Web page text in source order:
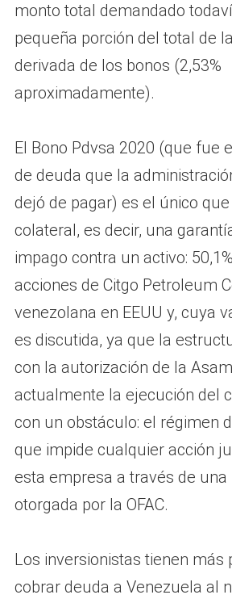
monto total demandado
pequeña porción del total de
derivada de los bonos (2,53%
aproximadamente).
El Bono Pdvsa 2020 (que fue
de deuda que la
dejó de pagar) es el único
colateral, es decir, una
impago contra un activo:
acciones de Citgo Petroleum
venezolana en EEUU y, cuya
es discutida, ya que la
con la autorización de la
actualmente la ejecución del
con un obstáculo: el régimen
que impide cualquier acción
esta empresa a través de una
otorgada por la OFAC.
Los inversionistas tienen más
cobrar deuda a Venezuela al